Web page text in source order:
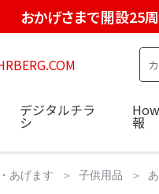
おかげさまで開設25
デジタルチラ
シ 報
あげます 子供用品